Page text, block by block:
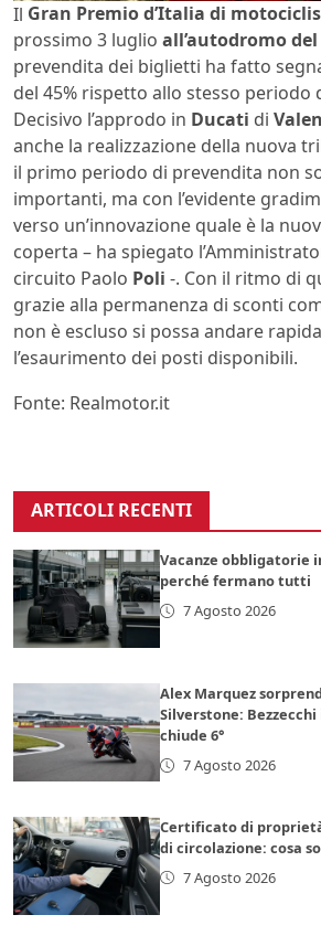
Il Gran Premio d’Italia di
prossimo 3 luglio all’autodromo
prevendita dei biglietti ha fatto
del 45% rispetto allo stesso periodo
Decisivo l’approdo in Ducati di
anche la realizzazione della nuova
il primo periodo di prevendita non
importanti, ma con l’evidente
verso un’innovazione quale è la
coperta – ha spiegato
circuito Paolo Poli -. Con il ritmo di
grazie alla permanenza di sconti
non è escluso si possa andare
l’esaurimento dei posti disponibili.
Fonte: Realmotor.it
ARTICOLI RECENTI
Vacanze obbligatorie
perché fermano tutti
7 Agosto 2026
Alex Marquez
Silverstone:
chiude 6°
7 Agosto 2026
Certificato di
di circolazione: cosa
7 Agosto 2026